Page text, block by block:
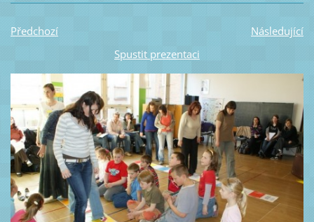
Předchozí
Následující
Spustit prezentaci